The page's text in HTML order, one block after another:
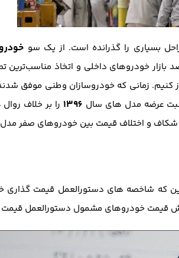
بسیاری را گذرانده است. از یک سو
بازار خودرو‌های داخلی و اتخاذ مناسب‌ترین
کنیم. زمانی که خودروسازان وطنی موفق
عرضه مدل های سال 1396 را بر خلاف
شکاف و اختلاف قیمت بین خودروهای صفر مدل
که شاخصه های دستورالعمل قیمت گذاری
قیمت خودروهای مشمول دستورالعمل قیمت